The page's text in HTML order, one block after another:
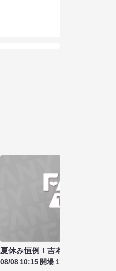
夏休み恒例！吉本新喜劇＆バラ
08/08 10:15 開場 11:00 開演